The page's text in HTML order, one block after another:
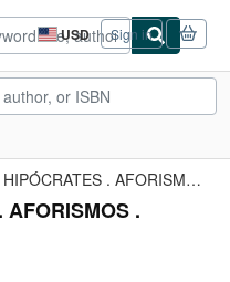
USD
Site
shopping
preferences
Sign in
OBRAS DE HIPÓCRATES . AFORISMOS .
AFORISMOS .